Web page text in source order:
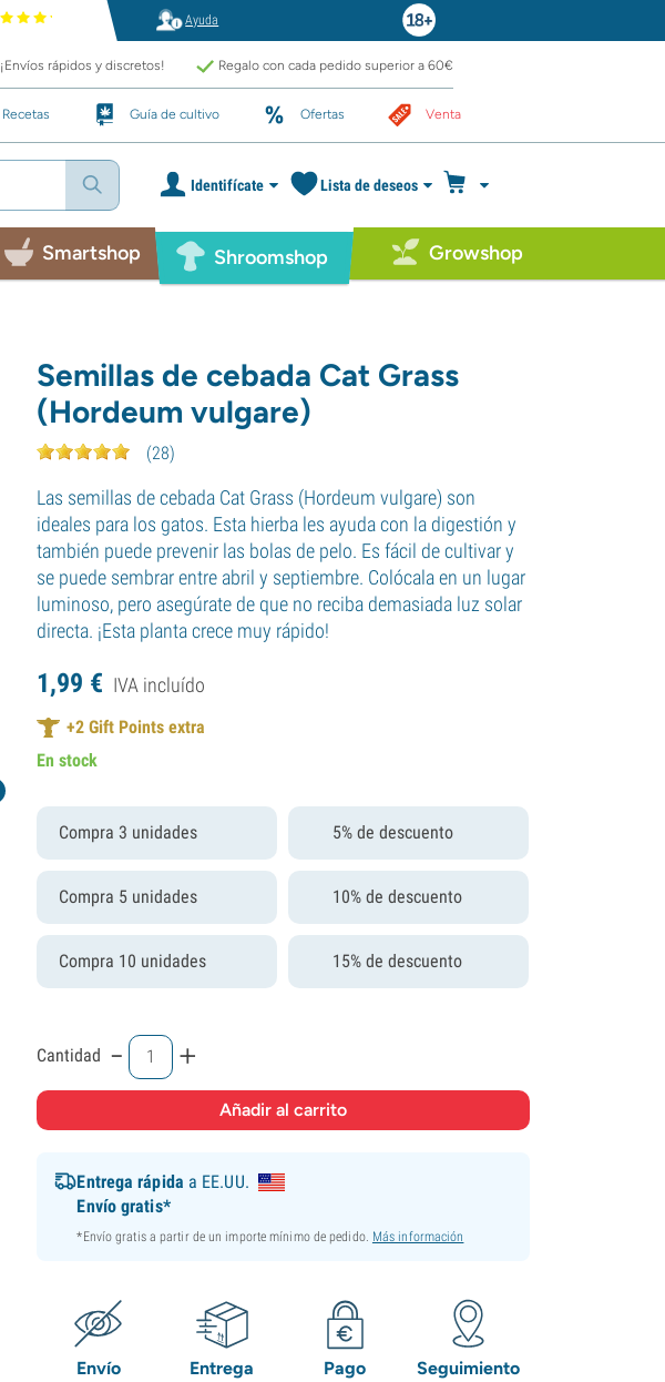
Ayuda
¡Envíos rápidos y discretos! Regalo con cada pedido superior a 60€
Recetas Guía de cultivo Ofertas Venta
Identifícate Lista de deseos
Smartshop Shroomshop Growshop
Semillas de cebada Cat Grass
(Hordeum vulgare)
(28)
Las semillas de cebada Cat Grass (Hordeum vulgare) son
ideales para los gatos. Esta hierba les ayuda con la digestión y
también puede prevenir las bolas de pelo. Es fácil de cultivar y
se puede sembrar entre abril y septiembre. Colócala en un lugar
luminoso, pero asegúrate de que no reciba demasiada luz solar
directa. ¡Esta planta crece muy rápido!
1,99 € IVA incluído
+2 Gift Points extra
En stock
Compra 3 unidades 5% de descuento
Compra 5 unidades 10% de descuento
Compra 10 unidades 15% de descuento
Cantidad - +
Entrega rápida a EE.UU.
Envío gratis*
*Envío gratis a partir de un importe mínimo de pedido. Más información
Envío
Entrega
Pago
Seguimiento